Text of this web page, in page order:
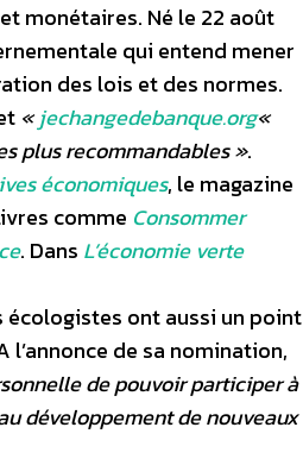
monétaires. Né le 22 août
qui entend mener
des lois et des normes.
«jechangedebanque.org«
plus recommandables ».
économiques, le magazine
comme Consommer
. Dans L’économie verte
écologistes ont aussi un point
de sa nomination,
de pouvoir participer à
développement de nouveaux